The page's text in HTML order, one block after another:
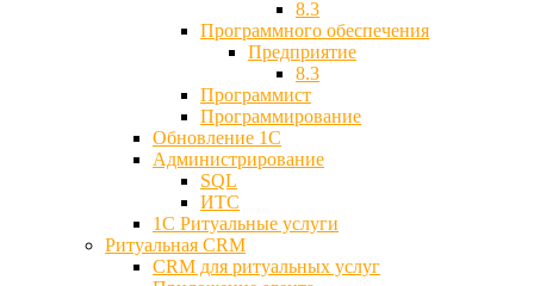
8.3
Программного обеспечения
Предприятие
8.3
Программист
Программирование
Обновление 1С
Администрирование
SQL
ИТС
1С Ритуальные услуги
Ритуальная CRM
CRM для ритуальных услуг